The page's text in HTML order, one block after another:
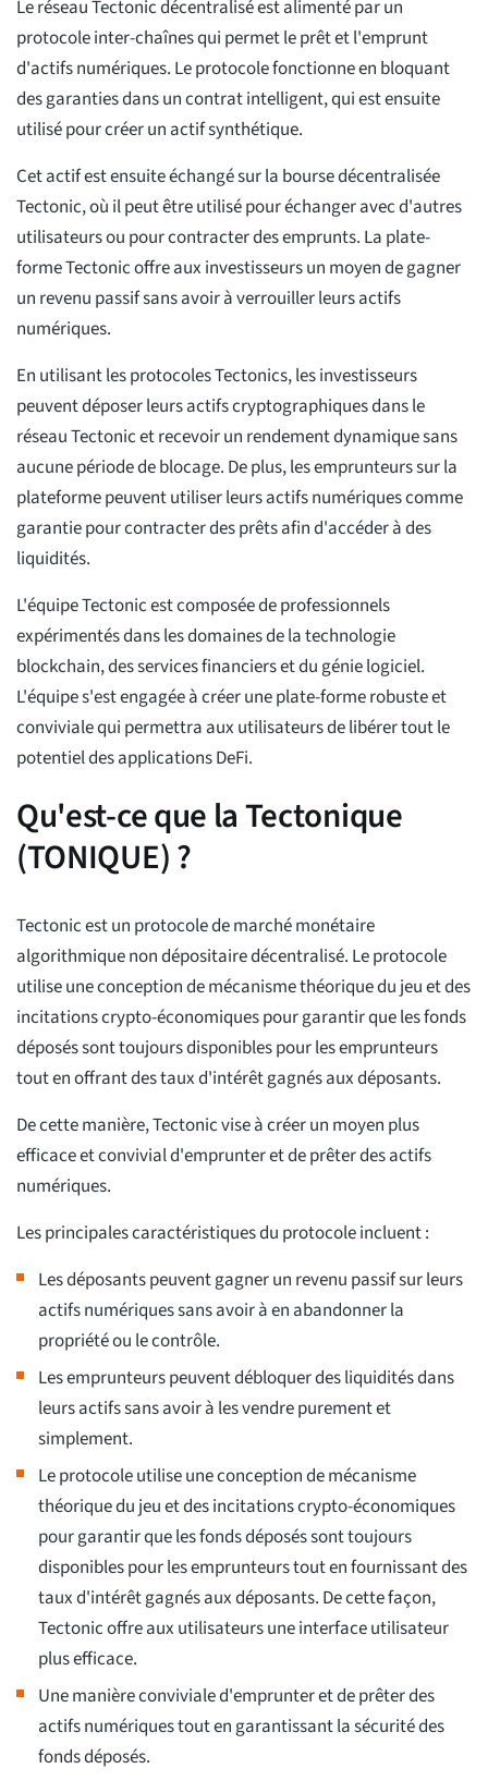
Le réseau Tectonic décentralisé est alimenté par un
protocole inter-chaînes qui permet le prêt et l'emprunt
d'actifs numériques. Le protocole fonctionne en bloquant
des garanties dans un contrat intelligent, qui est ensuite
utilisé pour créer un actif synthétique.
Cet actif est ensuite échangé sur la bourse décentralisée
Tectonic, où il peut être utilisé pour échanger avec d'autres
utilisateurs ou pour contracter des emprunts. La plate-
forme Tectonic offre aux investisseurs un moyen de gagner
un revenu passif sans avoir à verrouiller leurs actifs
numériques.
En utilisant les protocoles Tectonics, les investisseurs
peuvent déposer leurs actifs cryptographiques dans le
réseau Tectonic et recevoir un rendement dynamique sans
aucune période de blocage. De plus, les emprunteurs sur la
plateforme peuvent utiliser leurs actifs numériques comme
garantie pour contracter des prêts afin d'accéder à des
liquidités.
L'équipe Tectonic est composée de professionnels
expérimentés dans les domaines de la technologie
blockchain, des services financiers et du génie logiciel.
L'équipe s'est engagée à créer une plate-forme robuste et
conviviale qui permettra aux utilisateurs de libérer tout le
potentiel des applications DeFi.
Qu'est-ce que la Tectonique
(TONIQUE) ?
Tectonic est un protocole de marché monétaire
algorithmique non dépositaire décentralisé. Le protocole
utilise une conception de mécanisme théorique du jeu et des
incitations crypto-économiques pour garantir que les fonds
déposés sont toujours disponibles pour les emprunteurs
tout en offrant des taux d'intérêt gagnés aux déposants.
De cette manière, Tectonic vise à créer un moyen plus
efficace et convivial d'emprunter et de prêter des actifs
numériques.
Les principales caractéristiques du protocole incluent :
Les déposants peuvent gagner un revenu passif sur leurs
actifs numériques sans avoir à en abandonner la
propriété ou le contrôle.
Les emprunteurs peuvent débloquer des liquidités dans
leurs actifs sans avoir à les vendre purement et
simplement.
Le protocole utilise une conception de mécanisme
théorique du jeu et des incitations crypto-économiques
pour garantir que les fonds déposés sont toujours
disponibles pour les emprunteurs tout en fournissant des
taux d'intérêt gagnés aux déposants. De cette façon,
Tectonic offre aux utilisateurs une interface utilisateur
plus efficace.
Une manière conviviale d'emprunter et de prêter des
actifs numériques tout en garantissant la sécurité des
fonds déposés.